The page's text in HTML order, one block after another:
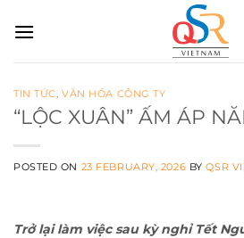
TIN TỨC,VĂN HÓA CÔNG TY
“LỘC XUÂN” ẤM ÁP
POSTED ON 23 FEBRUARY, 2026 BYQSR
Trở lại làm việc sau kỳ nghỉ Tết